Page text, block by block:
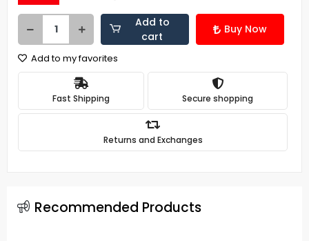
Add to
cart
Buy Now
Add to my favorites
Fast Shipping Secure shopping
Returns and Exchanges
Recommended Products